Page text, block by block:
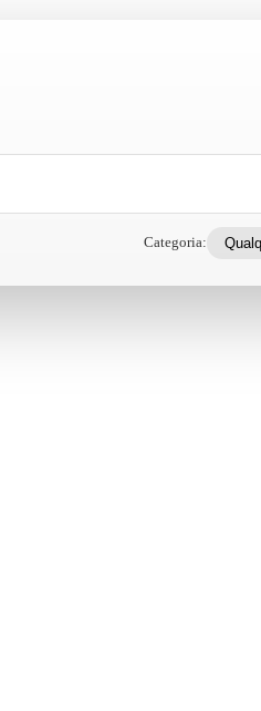
Categoria: